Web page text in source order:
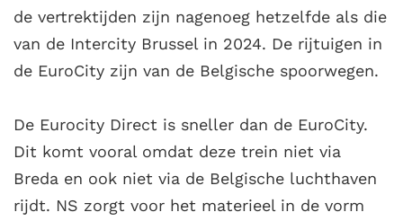
de vertrektijden zijn nagenoeg hetzelfde als die
van de Intercity Brussel in 2024. De rijtuigen in
de EuroCity zijn van de Belgische spoorwegen.
De Eurocity Direct is sneller dan de EuroCity.
Dit komt vooral omdat deze trein niet via
Breda en ook niet via de Belgische luchthaven
rijdt. NS zorgt voor het materieel in de vorm